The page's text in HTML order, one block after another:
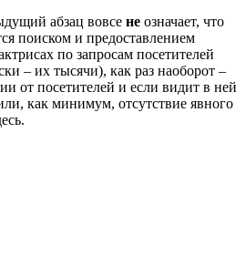
абзац вовсе не означает, что
поиском и предоставлением
по запросам посетителей
– их тысячи), как раз наоборот –
от посетителей и если видит в ней
как минимум, отсутствие явного